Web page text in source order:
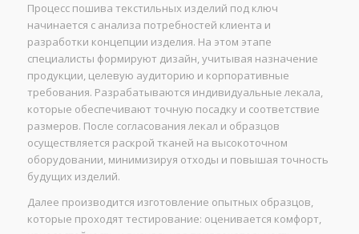
Процесс пошива текстильных изделий под ключ
начинается с анализа потребностей клиента и
разработки концепции изделия. На этом этапе
специалисты формируют дизайн, учитывая назначение
продукции, целевую аудиторию и корпоративные
требования. Разрабатываются индивидуальные лекала,
которые обеспечивают точную посадку и соответствие
размеров. После согласования лекал и образцов
осуществляется раскрой тканей на высокоточном
оборудовании, минимизируя отходы и повышая точность
будущих изделий.
Далее производится изготовление опытных образцов,
которые проходят тестирование: оценивается комфорт,